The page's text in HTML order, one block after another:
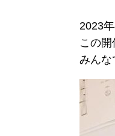
2023
この
みんな